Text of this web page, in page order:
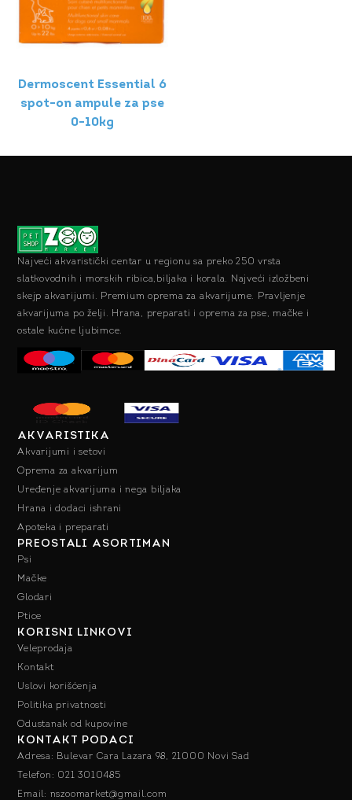
Dermoscent Essential 6
spot-on ampule za pse
0-10kg
Najveći akvaristički centar u regionu sa preko 250 vrsta
slatkovodnih i morskih ribica,biljaka i korala. Najveći izložbeni
skejp akvarijumi. Premium oprema za akvarijume. Pravljenje
akvarijuma po želji. Hrana, preparati i oprema za pse, mačke i
ostale kućne ljubimce.
AKVARISTIKA
Akvarijumi i setovi
Oprema za akvarijum
Uređenje akvarijuma i nega biljaka
Hrana i dodaci ishrani
Apoteka i preparati
PREOSTALI ASORTIMAN
Psi
Mačke
Glodari
Ptice
KORISNI LINKOVI
Veleprodaja
Kontakt
Uslovi korišćenja
Politika privatnosti
Odustanak od kupovine
KONTAKT PODACI
Adresa: Bulevar Cara Lazara 98, 21000 Novi Sad
Telefon: 021 3010485
Email: nszoomarket@gmail.com